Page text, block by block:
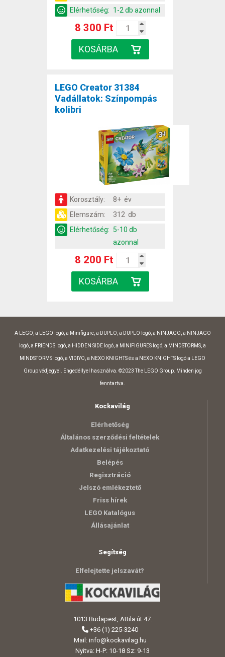
Elérhetőség: 1-2 db azonnal
8 300 Ft
LEGO Creator 31384
Vadállatok: Színpompás
kolibri
Korosztály:
8+ év
Elemszám:
312 db
Elérhetőség: 5-10 db
azonnal
8 200 Ft
A LEGO, a LEGO logó, a Minifigure, a DUPLO, a DUPLO logó, a NINJAGO, a NINJAGO
logó, a FRIENDS logó, a HIDDEN SIDE logó, a MINIFIGURES logó, a MINDSTORMS, a
MINDSTORMS logó, a VIDIYO, a NEXO KNIGHTS és a NEXO KNIGHTS logó a LEGO
Group védjegyei. Engedéllyel használva. ©2023 The LEGO Group. Minden jog
fenntartva.
Kockavilág
Elérhetőség
Általános szerződési feltételek
Adatkezelési tájékoztató
Belépés
Regisztráció
Jelszó emlékeztető
Friss hírek
LEGO Katalógus
Állásajánlat
Segítség
Elfelejtette jelszavát?
1013 Budapest, Attila út 47.
+36 (1) 225-3240
Mail: info@kockavilag.hu
Nyitva: H-P: 10-18 Sz: 9-13